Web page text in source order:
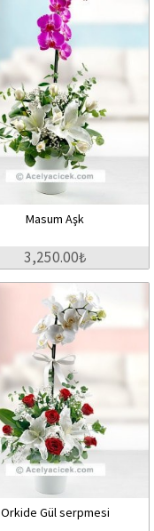
Masum Aşk
3,250.00₺
Orkide Gül serpmesi